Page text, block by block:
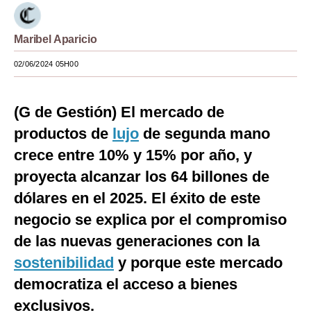
Lujo
Viajes
Moda
Estilos
Mundo
EEUU
México
España
Internacional
Tecnología
Club del Suscriptor
Maribel Aparicio
02/06/2024 05H00
(G de Gestión) El mercado de
productos de lujo de segunda mano
crece entre 10% y 15% por año, y
proyecta alcanzar los 64 billones de
dólares en el 2025. El éxito de este
negocio se explica por el compromiso
de las nuevas generaciones con la
sostenibilidad y porque este mercado
democratiza el acceso a bienes
exclusivos.